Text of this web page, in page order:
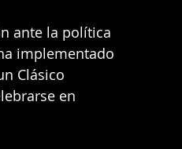
ante la política
implementado
Clásico
en